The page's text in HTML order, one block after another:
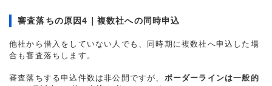
審査落ちの原因4｜複数社への同時申込
他社から借入をしていない人でも、同時期に複数社へ申込した場
合も審査落ちします。
審査落ちする申込件数は非公開ですが、 ボーダーラインは一般的